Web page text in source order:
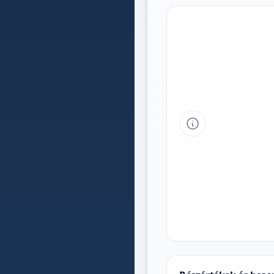
Tipp a grafikon